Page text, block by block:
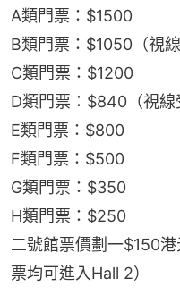
A類門票：$1500
B類門票：$1050（視線
C類門票：$1200
D類門票：$840（視線
E類門票：$800
F類門票：$500
G類門票：$350
H類門票：$250
二號館票價劃一$150
票均可進入Hall 2）